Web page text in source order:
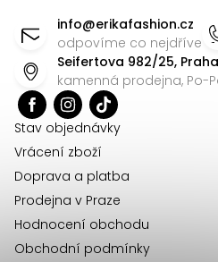
info@erikafashion.cz
odpovíme co nejdříve
Seifertova 982/25,
kamenná prodejna, Po-
Stav objednávky
Vrácení zboží
Doprava a platba
Prodejna v Praze
Hodnocení obchodu
Obchodní podmínky